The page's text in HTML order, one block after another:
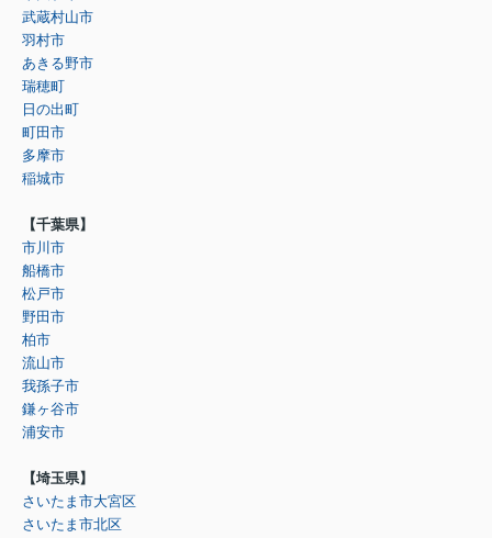
武蔵村山市
羽村市
あきる野市
瑞穂町
日の出町
町田市
多摩市
稲城市
【千葉県】
市川市
船橋市
松戸市
野田市
柏市
流山市
我孫子市
鎌ヶ谷市
浦安市
【埼玉県】
さいたま市大宮区
さいたま市北区